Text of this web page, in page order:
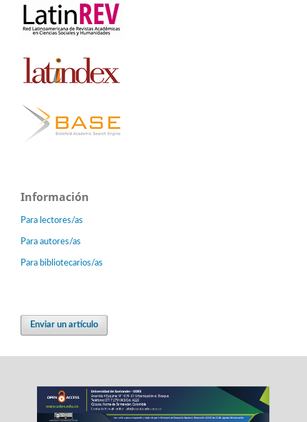
Información
Para lectores/as
Para autores/as
Para bibliotecarios/as
Enviar un artículo